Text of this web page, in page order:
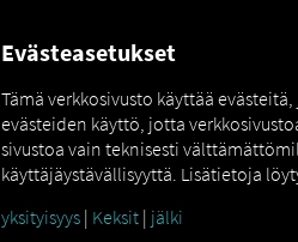
Evästeasetukset
Tämä verkkosivusto käyttää
evästeiden käyttö, jotta
sivustoa vain teknisesti
käyttäjäystävällisyyttä. Lisätietoja
yksityisyys | Keksit | jälki